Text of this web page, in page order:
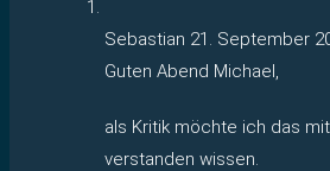
Sebastian 21. September
Guten Abend Michael,
als Kritik möchte ich das
verstanden wissen.